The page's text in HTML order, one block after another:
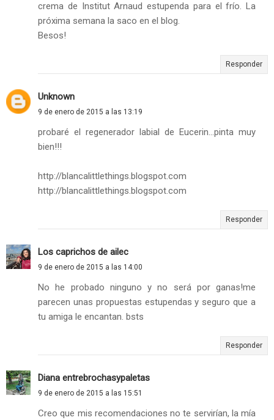
crema de Institut Arnaud estupenda para el frío. La
próxima semana la saco en el blog.
Besos!
Responder
Unknown
9 de enero de 2015 a las 13:19
probaré el regenerador labial de Eucerin...pinta muy
bien!!!
http://blancalittlethings.blogspot.com
http://blancalittlethings.blogspot.com
Responder
Los caprichos de ailec
9 de enero de 2015 a las 14:00
No he probado ninguno y no será por ganas!me
parecen unas propuestas estupendas y seguro que a
tu amiga le encantan. bsts
Responder
Diana entrebrochasypaletas
9 de enero de 2015 a las 15:51
Creo que mis recomendaciones no te servirían, la mía